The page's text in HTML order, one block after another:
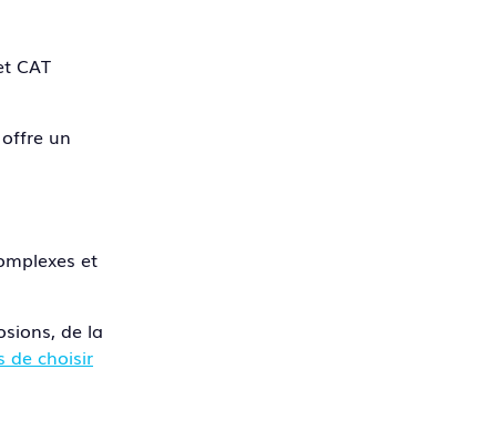
CAT
un
et
de la
de choisir